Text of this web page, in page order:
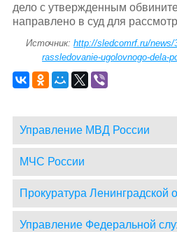
дело с утвержденным
направлено в суд для
Источник:http://sledcomrf.ru/news/
rassledovanie-ugolovnogo-dela-
Управление МВД России
МЧС России
Прокуратура Ленинградской
Управление Федеральной